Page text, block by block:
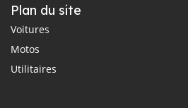
Plan du site
Voitures
Motos
Utilitaires